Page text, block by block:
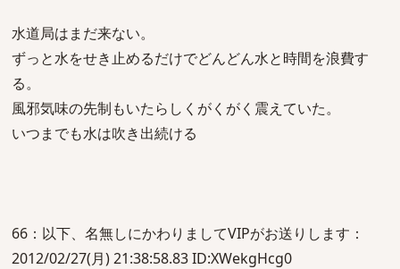
水道局はまだ来ない。
ずっと水をせき止めるだけでどんどん水と時間を浪費す
る。
風邪気味の先制もいたらしくがくがく震えていた。
いつまでも水は吹き出続ける
66：以下、名無しにかわりましてVIPがお送りします：
2012/02/27(月) 21:38:58.83 ID:XWekgHcg0